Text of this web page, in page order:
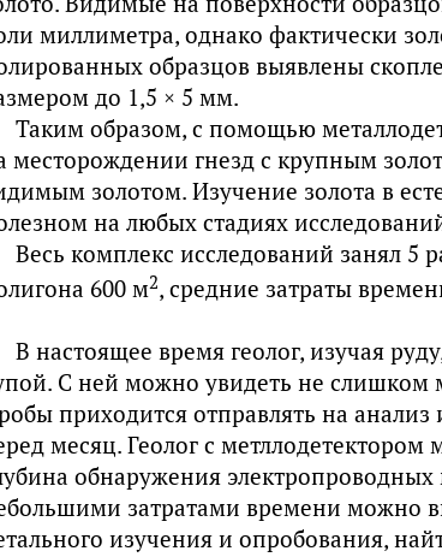
миллиметра, однако фактически
образцов выявлены
до 1,5 × 5 мм.
Таким образом, с помощью
месторождении гнезд с крупным
золотом. Изучение золота в
на любых стадиях
Весь комплекс исследований занял 5
600 м2, средние затраты
В настоящее время геолог, изучая
С ней можно увидеть не слишком
приходится отправлять на анализ
месяц. Геолог с
обнаружения электропроводных
затратами времени можно
изучения и опробования,